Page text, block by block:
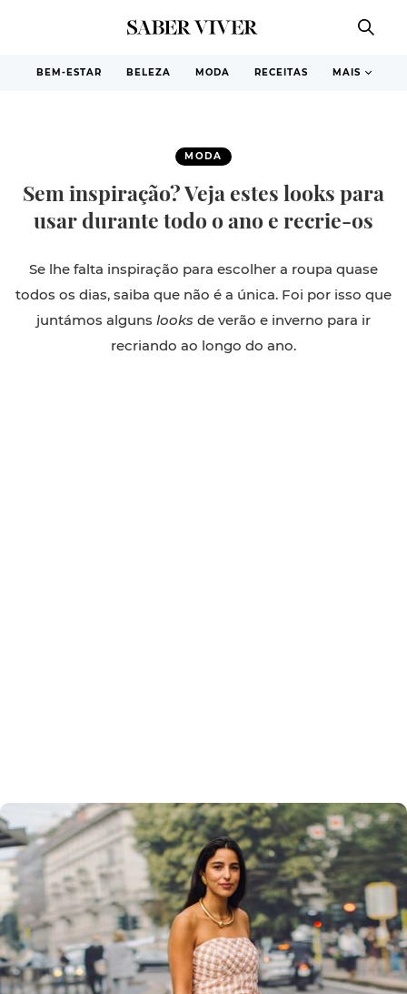
BEM-ESTAR BELEZA MODA RECEITAS MAIS
MODA
Sem inspiração? Veja estes looks para
usar durante todo o ano e recrie-os
Se lhe falta inspiração para escolher a roupa quase
todos os dias, saiba que não é a única. Foi por isso que
juntámos alguns looks de verão e inverno para ir
recriando ao longo do ano.